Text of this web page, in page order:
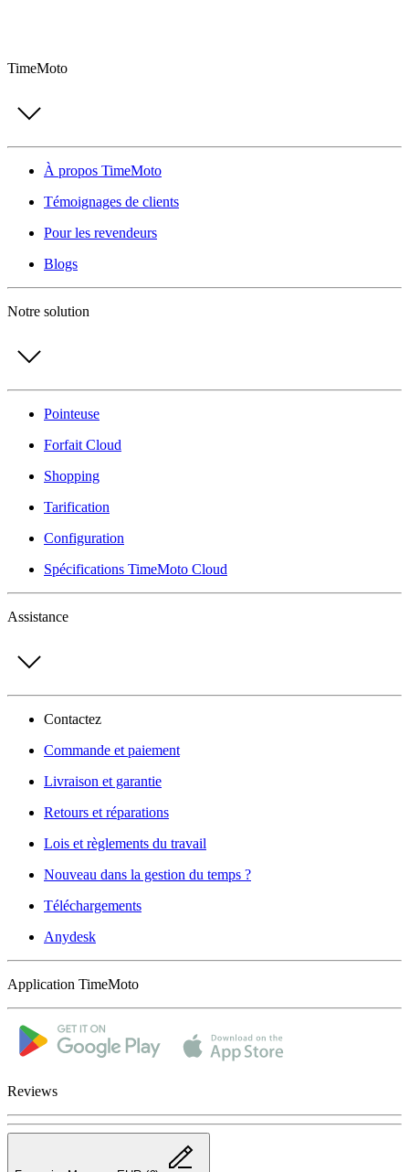
TimeMoto
À propos TimeMoto
Témoignages de clients
Pour les revendeurs
Blogs
Notre solution
Pointeuse
Forfait Cloud
Shopping
Tarification
Configuration
Spécifications TimeMoto Cloud
Assistance
Contactez
Commande et paiement
Livraison et garantie
Retours et réparations
Lois et règlements du travail
Nouveau dans la gestion du temps ?
Téléchargements
Anydesk
Application TimeMoto
Reviews